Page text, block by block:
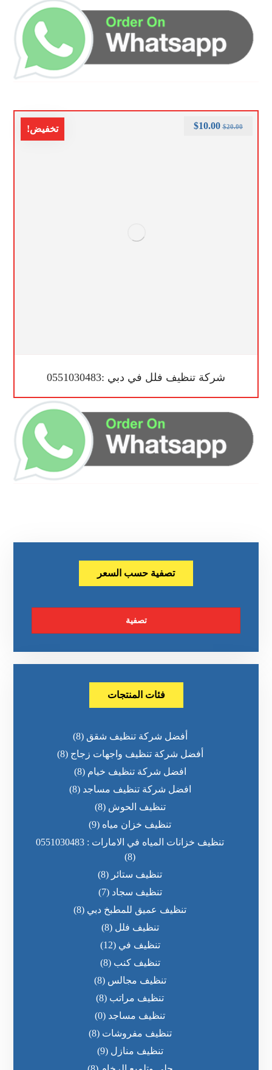
تخفيض!
شركة تنظيف فلل في دبي :0551030483
$20.00
$10.00
تصفية حسب السعر
تصفية
فئات المنتجات
أفضل شركة تنظيف شقق (8)
أفضل شركة تنظيف واجهات زجاج (8)
افضل شركة تنظيف خيام (8)
افضل شركة تنظيف مساجد (8)
تنظيف الحوش (8)
تنظيف خزان مياه (9)
تنظيف خزانات المياه في الامارات : 0551030483
(8)
تنظيف ستائر (8)
تنظيف سجاد (7)
تنظيف عميق للمطبخ دبي (8)
تنظيف فلل (8)
تنظيف في (12)
تنظيف كنب (8)
تنظيف مجالس (8)
تنظيف مراتب (8)
تنظيف مساجد (0)
تنظيف مفروشات (8)
تنظيف منازل (9)